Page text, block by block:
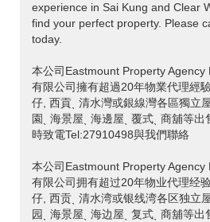
experience in Sai Kung and Clear
find your perfect property. Please
today.
本公司Eastmount Property Agency
有限公司擁有超過20年物業代理經
仔, 西貢ˎ 清水灣或銀線灣各區獨立
園ˎ 海景屋ˎ 海邊屋ˎ 覆式ˎ 商舖等
時致電Tel:27910498與我們聯絡
本公司Eastmount Property Agency
有限公司拥有超过20年物业代理经
仔, 西贡ˎ 清水湾或银线湾各区独立
园ˎ 海景屋ˎ 海边屋ˎ 复式ˎ 商舖等